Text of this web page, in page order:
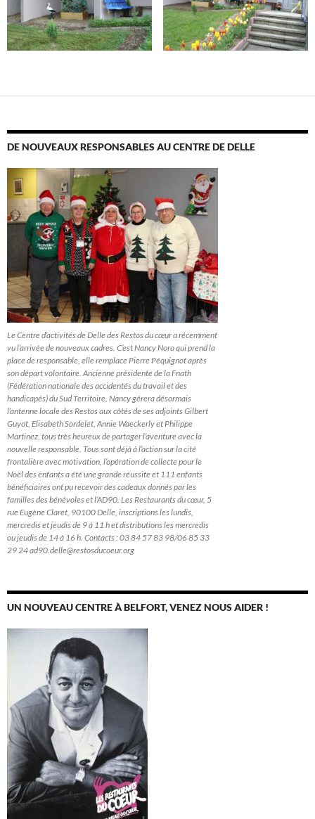
DE NOUVEAUX RESPONSABLES AU CENTRE DE DELLE
Le Centre d’activités de Delle des Restos du cœur a récemment
vu l’arrivée de nouveaux cadres. C’est Nancy Noro qui prend la
place de responsable, elle remplace Pierre Péquignot après
son départ volontaire. Ancienne présidente de la Fnath
(Fédération nationale des accidentés du travail et des
handicapés) du Sud Territoire, Nancy gérera désormais
l’antenne locale des Restos aux côtés de ses adjoints Gilbert
Guyot, Elisabeth Sordelet, Annie Waeckerly et Philippe
Martinez, tous très heureux de partager l’aventure avec la
nouvelle responsable. Tous sont déjà à l’action sur la cité
frontalière avec motivation, l’opération de collecte pour le
Noël des enfants a été une grande réussite et 111 enfants
bénéficiaires ont pu recevoir des cadeaux donnés par les
familles des bénévoles et l’AD90. Les Restaurants du cœur, 5
rue Eugène Claret, 90100 Delle, inscriptions les lundis,
mercredis et jeudis de 9 à 11 h et distributions les mercredis
ou jeudis de 14 à 16 h. Contacts : 03 84 57 83 98/06 85 33
29 24 ad90.delle@restosducoeur.org
UN NOUVEAU CENTRE À BELFORT, VENEZ NOUS AIDER !